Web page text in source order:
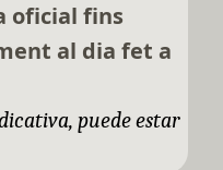
oficial fins
al dia fet a
puede estar